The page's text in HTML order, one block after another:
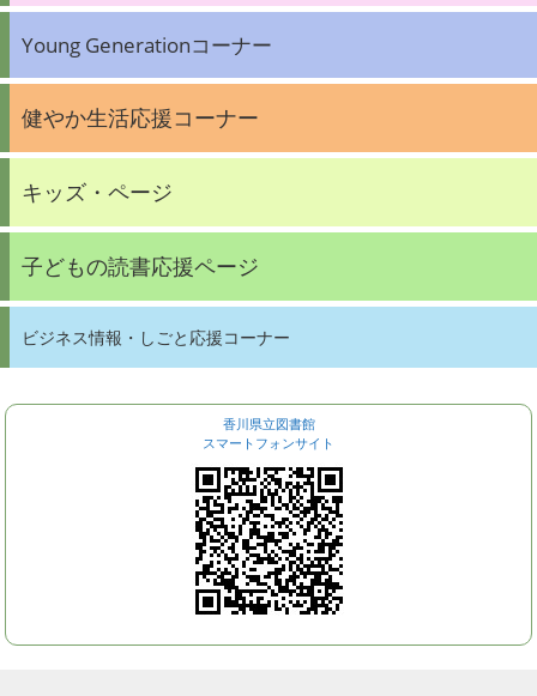
Young Generationコーナー
健やか生活応援コーナー
キッズ・ページ
子どもの読書応援ページ
ビジネス情報・しごと応援コーナー
香川県立図書館
スマートフォンサイト